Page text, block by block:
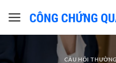
CÂU HỎI